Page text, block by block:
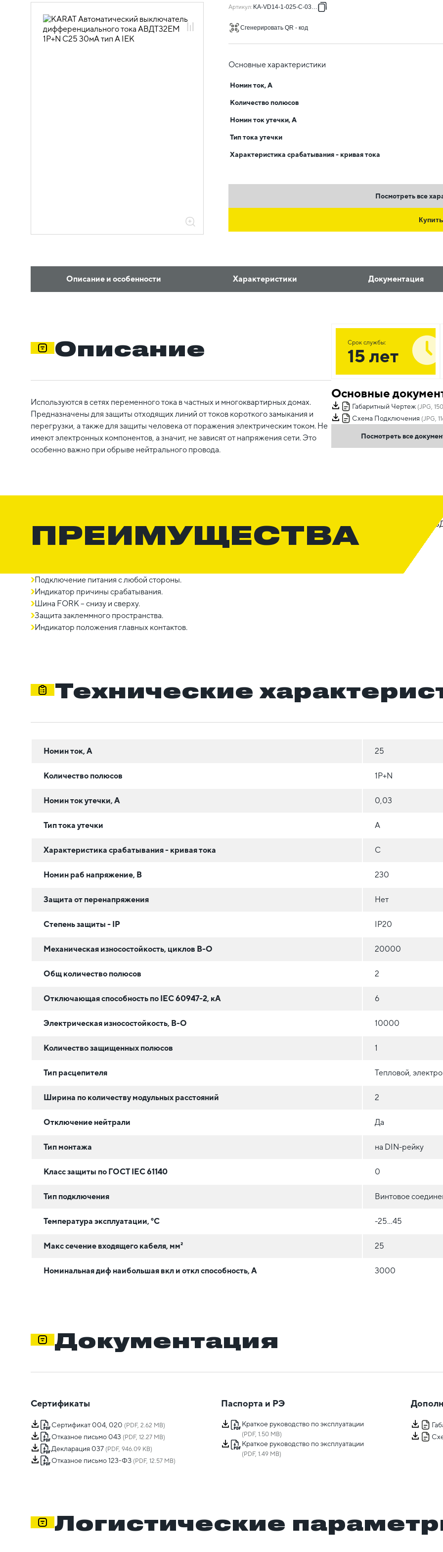
выключатели дифференциального
тока АВДТ
Артикул: KA-VD14-1-025-C-030-A
Сгенерировать QR - код
Основные характеристики
Номин ток, А
Количество полюсов
Номин ток утечки, А
Тип тока утечки
Характеристика срабатывания - кривая тока
Посмотреть все
Купить
Описание и особенности Характеристики Документация
Описание
Используются в сетях переменного тока в частных и многоквартирных домах.
Предназначены для защиты отходящих линий от токов короткого замыкания и
перегрузки, а также для защиты человека от поражения электрическим током. Не
имеют электронных компонентов, а значит, не зависят от напряжения сети. Это
особенно важно при обрыве нейтрального провода.
Срок службы:
15 лет
Основные
Габаритный Чертеж (JPG,
Схема Подключения (JPG,
Посмотреть все
ПРЕИМУЩЕСТВА
Подключение питания с любой стороны.
Индикатор причины срабатывания.
Шина FORK – снизу и сверху.
Защита заклеммного пространства.
Индикатор положения главных контактов.
Технические
Номин ток, А 25
Количество полюсов 1Р+N
Номин ток утечки, А 0,03
Тип тока утечки A
Характеристика срабатывания - кривая тока C
Номин раб напряжение, В 230
Защита от перенапряжения Нет
Степень защиты - IP IP20
Механическая износостойкость, циклов В-О 20000
Общ количество полюсов 2
Отключающая способность по IEC 60947-2, кА 6
Электрическая износостойкость, В-О 10000
Количество защищенных полюсов 1
Тип расцепителя Тепловой,
Ширина по количеству модульных расстояний 2
Отключение нейтрали Да
Тип монтажа на DIN-рейку
Класс защиты по ГОСТ IEC 61140 0
Тип подключения Винтовое
Температура эксплуатации, °C -25...45
Макс сечение входящего кабеля, мм² 25
Номинальная диф наибольшая вкл и откл способность, А 3000
Документация
Сертификаты
Сертификат 004, 020 (PDF, 2.62 MB)
Отказное письмо 043 (PDF, 12.27 MB)
Декларация 037 (PDF, 946.09 KB)
Отказное письмо 123-ФЗ (PDF, 12.57 MB)
Паспорта и РЭ
Краткое руководство по эксплуатации
(PDF, 1.50 MB)
Краткое руководство по эксплуатации
(PDF, 1.49 MB)
Логистические